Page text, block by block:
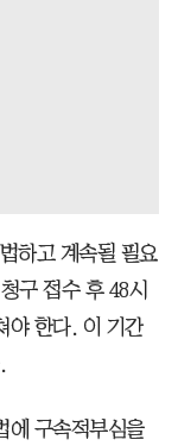
하고 계속될 필요
구 접수 후 48시
야 한다. 이 기간
에 구속적부심을